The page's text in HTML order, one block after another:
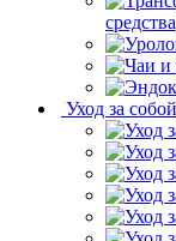
средства
Уход за собой